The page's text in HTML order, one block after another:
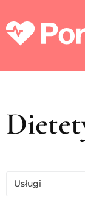
Usługi